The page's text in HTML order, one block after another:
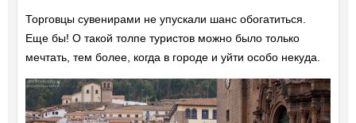
Торговцы сувенирами не упускали шанс обогатиться.
Еще бы! О такой толпе туристов можно было только
мечтать, тем более, когда в городе и уйти особо некуда.